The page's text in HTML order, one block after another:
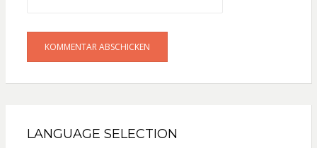
LANGUAGE SELECTION